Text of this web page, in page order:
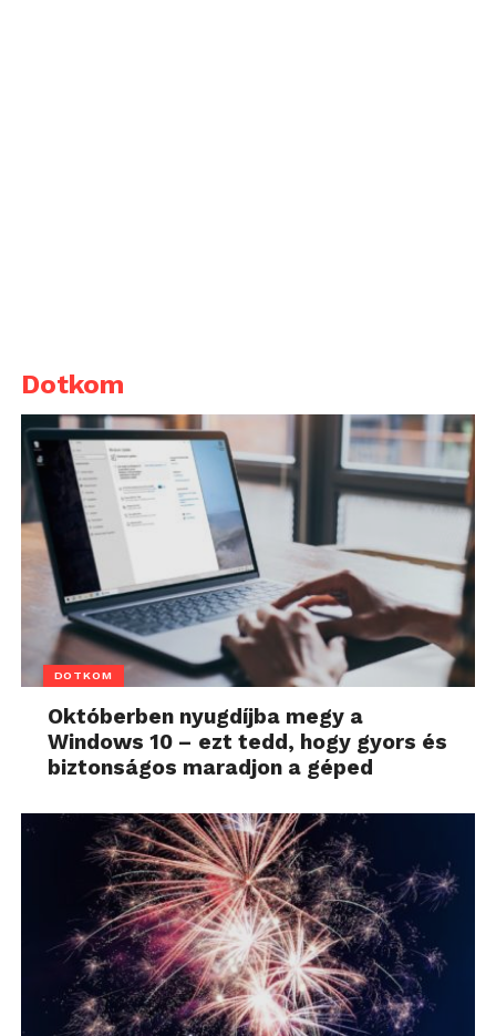
Dotkom
DOTKOM
Októberben nyugdíjba megy a
Windows 10 – ezt tedd, hogy gyors és
biztonságos maradjon a géped